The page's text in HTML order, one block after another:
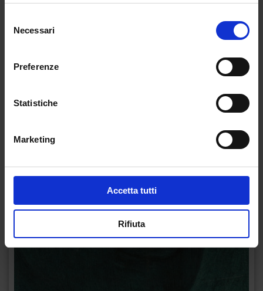
delNecessari
Preferenze
Statistiche
Marketing
Accetta tutti
Rifiuta